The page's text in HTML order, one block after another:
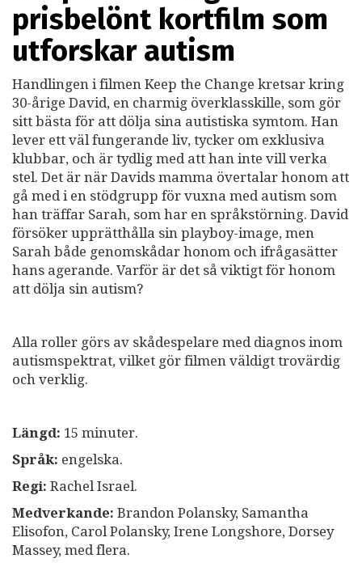
prisbelönt kortfilm som
utforskar autism
Handlingen i filmen Keep the Change kretsar kring
30-årige David, en charmig överklasskille, som gör
sitt bästa för att dölja sina autistiska symtom. Han
lever ett väl fungerande liv, tycker om exklusiva
klubbar, och är tydlig med att han inte vill verka
stel. Det är när Davids mamma övertalar honom att
gå med i en stödgrupp för vuxna med autism som
han träffar Sarah, som har en språkstörning. David
försöker upprätthålla sin playboy-image, men
Sarah både genomskådar honom och ifrågasätter
hans agerande. Varför är det så viktigt för honom
att dölja sin autism?
Alla roller görs av skådespelare med diagnos inom
autismspektrat, vilket gör filmen väldigt trovärdig
och verklig.
Längd: 15 minuter.
Språk: engelska.
Regi: Rachel Israel.
Medverkande: Brandon Polansky, Samantha
Elisofon, Carol Polansky, Irene Longshore, Dorsey
Massey, med flera.